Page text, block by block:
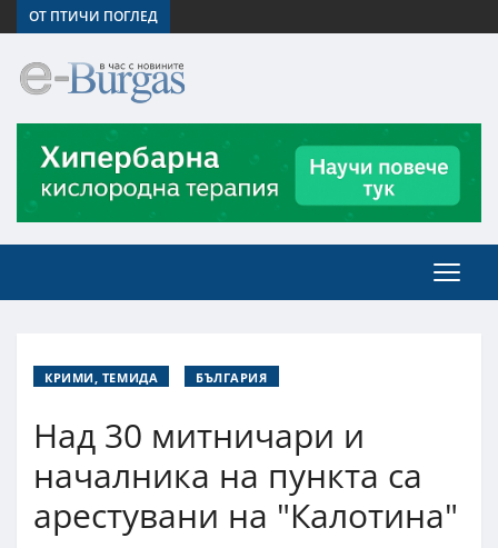
ОТ ПТИЧИ ПОГЛЕД
КРИМИ, ТЕМИДА БЪЛГАРИЯ
Над 30 митничари и
началника на пункта са
арестувани на "Калотина"